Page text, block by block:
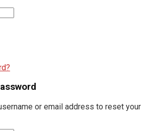
or email address to reset your